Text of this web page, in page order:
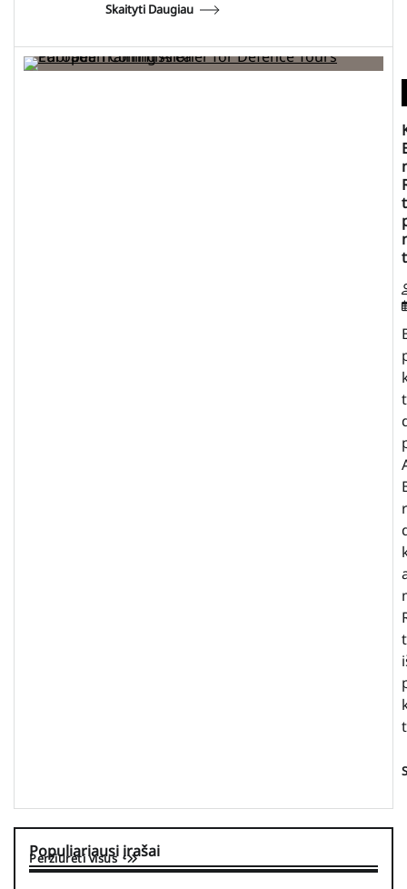
Skaityti Daugiau
Populiariausi įrašai
Peržiūrėti visus